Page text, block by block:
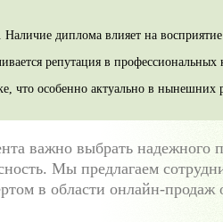
диплома влияет на
репутация в
что особенно актуально в нынешних
важно выбрать надежного
Мы предлагаем
в области онлайн-продаж